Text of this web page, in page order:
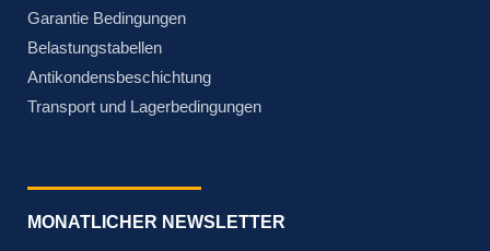
Garantie Bedingungen
Belastungstabellen
Antikondensbeschichtung
Transport und Lagerbedingungen
MONATLICHER NEWSLETTER